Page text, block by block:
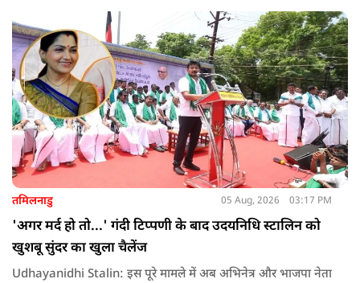
तमिलनाडु 05 Aug, 2026 03:17 PM
'अगर मर्द हो तो...' गंदी टिप्पणी के बाद उदयनिधि स्टालिन को
खुशबू सुंदर का खुला चैलेंज
Udhayanidhi Stalin: इस पूरे मामले में अब अभिनेत्र और भाजपा नेता